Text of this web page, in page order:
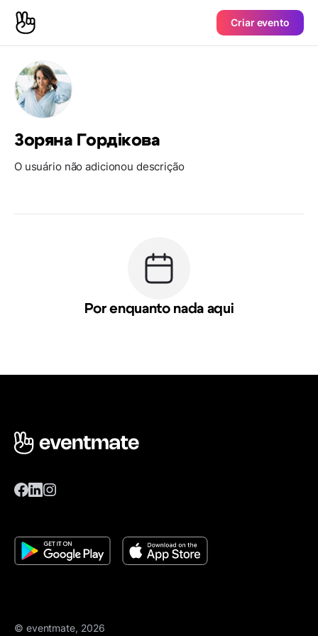
Criar evento
Зоряна Гордікова
O usuário não adicionou descrição
Por enquanto nada aqui
© eventmate, 2026